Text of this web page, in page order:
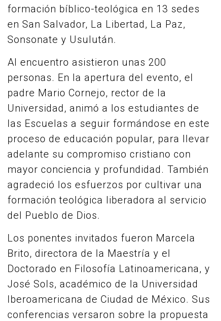
formación bíblico-teológica en 13 sedes
en San Salvador, La Libertad, La Paz,
Sonsonate y Usulután.
Al encuentro asistieron unas 200
personas. En la apertura del evento, el
padre Mario Cornejo, rector de la
Universidad, animó a los estudiantes de
las Escuelas a seguir formándose en este
proceso de educación popular, para llevar
adelante su compromiso cristiano con
mayor conciencia y profundidad. También
agradeció los esfuerzos por cultivar una
formación teológica liberadora al servicio
del Pueblo de Dios.
Los ponentes invitados fueron Marcela
Brito, directora de la Maestría y el
Doctorado en Filosofía Latinoamericana, y
José Sols, académico de la Universidad
Iberoamericana de Ciudad de México. Sus
conferencias versaron sobre la propuesta